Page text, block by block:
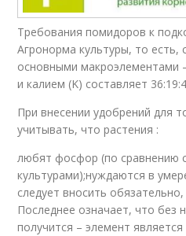
Требования помидоров к
Агронорма культуры, то
основными макроэлементами
и калием (K) составляет
При внесении удобрений для
учитывать, что растения :
любят фосфор (по сравнению
культурами);нуждаются в
следует вносить
Последнее означает, что без
получится – элемент